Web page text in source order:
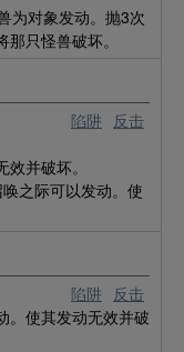
为对象发动。抛3次
只怪兽破坏。
陷阱 反击
并破坏。
之际可以发动。使
陷阱 反击
。使其发动无效并破